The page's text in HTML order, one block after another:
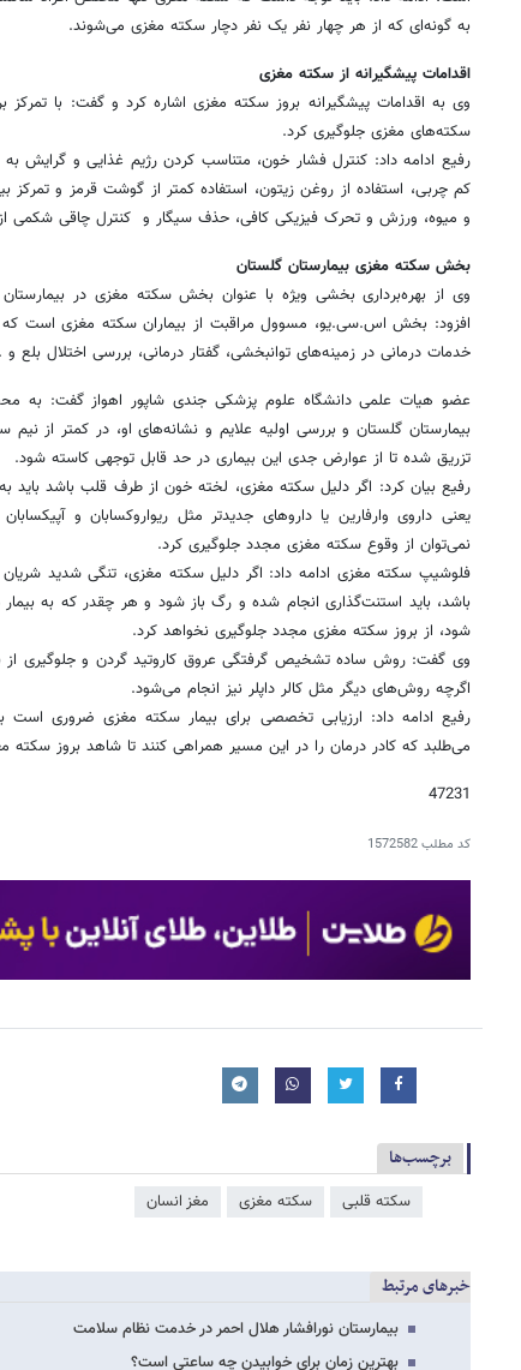
به گونه‌ای که از هر چهار نفر یک نفر دچار سکته مغزی می‌شوند.
اقدامات پیشگیرانه از سکته مغزی
سکته‌های مغزی جلوگیری کرد.
رفیع ادامه داد: کنترل فشار خون، متناسب کردن رژیم غذایی و گرایش به
کم چربی، استفاده از روغن زیتون، استفاده کمتر از گوشت قرمز و
و میوه، ورزش و تحرک فیزیکی کافی، حذف سیگار و کنترل چاقی شکمی
بخش سکته مغزی بیمارستان گلستان
وی از بهره‌برداری بخشی ویژه با عنوان بخش سکته مغزی در
افزود: بخش اس.سی.یو، مسوول مراقبت از بیماران سکته مغزی است
خدمات درمانی در زمینه‌های توانبخشی، گفتار درمانی، بررسی اختلال بلع
عضو هیات علمی دانشگاه علوم پزشکی جندی شاپور اهواز گفت: به
بیمارستان گلستان و بررسی اولیه علایم و نشانه‌های او، در کمتر از
تزریق شده تا از عوارض جدی این بیماری در حد قابل توجهی کاسته شود.
رفیع بیان کرد: اگر دلیل سکته مغزی، لخته خون از طرف قلب باشد باید به
یعنی داروی وارفارین یا داروهای جدیدتر مثل ریواروکسابان و
نمی‌توان از وقوع سکته مغزی مجدد جلوگیری کرد.
فلوشیپ سکته مغزی ادامه داد: اگر دلیل سکته مغزی، تنگی شدید
باشد، باید استنت‌گذاری انجام شده و رگ باز شود و هر چقدر که به
شود، از بروز سکته مغزی مجدد جلوگیری نخواهد کرد.
وی گفت: روش ساده تشخیص گرفتگی عروق کاروتید گردن و جلوگیری از
اگرچه روش‌های دیگر مثل کالر داپلر نیز انجام می‌شود.
رفیع ادامه داد: ارزیابی‌ تخصصی برای بیمار سکته مغزی ضروری است
می‌طلبد که کادر درمان را در این مسیر همراهی کنند تا شاهد بروز سکته
47231
کد مطلب1572582
برچسب‌ها
سکته قلبی سکته مغزی مغز انسان
خبرهای مرتبط
بیمارستان نورافشار هلال احمر در خدمت نظام سلامت
بهترین زمان برای خوابیدن چه ساعتی است؟